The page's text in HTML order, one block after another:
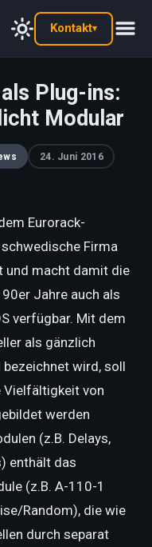
Kontakt▾
Plug-ins:
Modular
24. Juni 2016
Eurorack-
Firma
macht damit die
Jahre auch als
verfügbar. Mit dem
als gänzlich
wird, soll
Vielfältigkeit von
werden
(z.B. Delays,
enthält das
(z.B. A-110-1
Random), die wie
durch separat